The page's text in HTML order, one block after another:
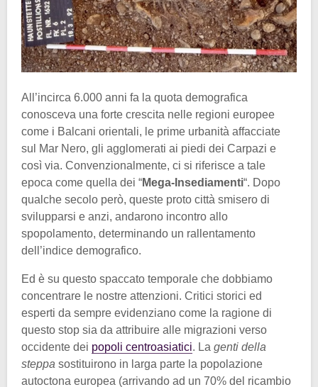
All’incirca 6.000 anni fa la quota demografica
conosceva una forte crescita nelle regioni europee
come i Balcani orientali, le prime urbanità affacciate
sul Mar Nero, gli agglomerati ai piedi dei Carpazi e
così via. Convenzionalmente, ci si riferisce a tale
epoca come quella dei “Mega-Insediamenti“. Dopo
qualche secolo però, queste proto città smisero di
svilupparsi e anzi, andarono incontro allo
spopolamento, determinando un rallentamento
dell’indice demografico.
Ed è su questo spaccato temporale che dobbiamo
concentrare le nostre attenzioni. Critici storici ed
esperti da sempre evidenziano come la ragione di
questo stop sia da attribuire alle migrazioni verso
occidente dei popoli centroasiatici. La genti della
steppa sostituirono in larga parte la popolazione
autoctona europea (arrivando ad un 70% del ricambio